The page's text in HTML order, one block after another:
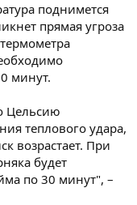
поднимется
прямая угроза
минут.
Цельсию
теплового удара,
возрастает. При
будет
по 30 минут", –